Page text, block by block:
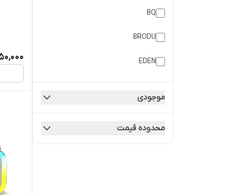
BQ
BRODU
EDEN
JBL
موجودی
محدوده قیمت